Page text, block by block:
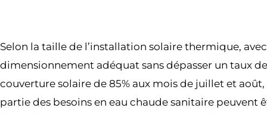
Selon la taille de l’installation solaire thermique,
dimensionnement adéquat sans dépasser un taux de
couverture solaire de 85% aux mois de juillet et
partie des besoins en eau chaude sanitaire peuvent